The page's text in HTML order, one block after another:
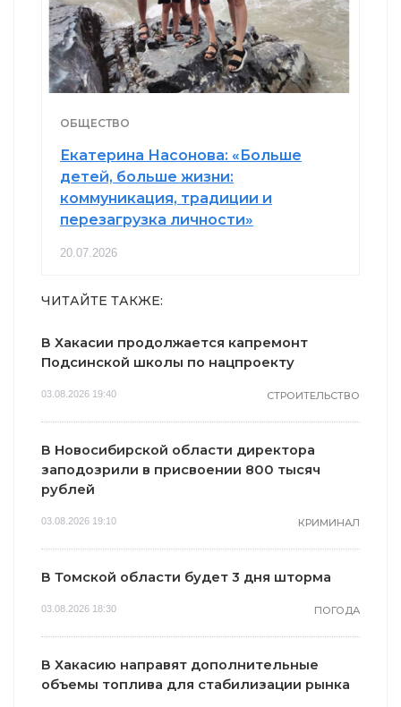
ОБЩЕСТВО
Екатерина Насонова: «Больше
детей, больше жизни:
коммуникация, традиции и
перезагрузка личности»
20.07.2026
ЧИТАЙТЕ ТАКЖЕ:
В Хакасии продолжается капремонт
Подсинской школы по нацпроекту
03.08.2026 19:40 СТРОИТЕЛЬСТВО
В Новосибирской области директора
заподозрили в присвоении 800 тысяч
рублей
03.08.2026 19:10 КРИМИНАЛ
В Томской области будет 3 дня шторма
03.08.2026 18:30 ПОГОДА
В Хакасию направят дополнительные
объемы топлива для стабилизации рынка